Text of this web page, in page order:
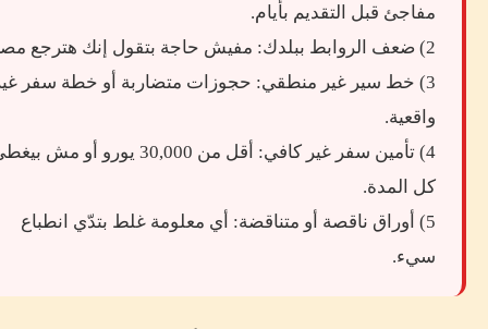
مفاجئ قبل التقديم بأيام.
2) ضعف الروابط ببلدك: مفيش حاجة بتقول إنك هترجع مصر.
3) خط سير غير منطقي: حجوزات متضاربة أو خطة سفر
واقعية.
4) تأمين سفر غير كافي: أقل من 30,000 يورو أو مش
كل المدة.
5) أوراق ناقصة أو متناقضة: أي معلومة غلط بتدّي انطباع
سيء.